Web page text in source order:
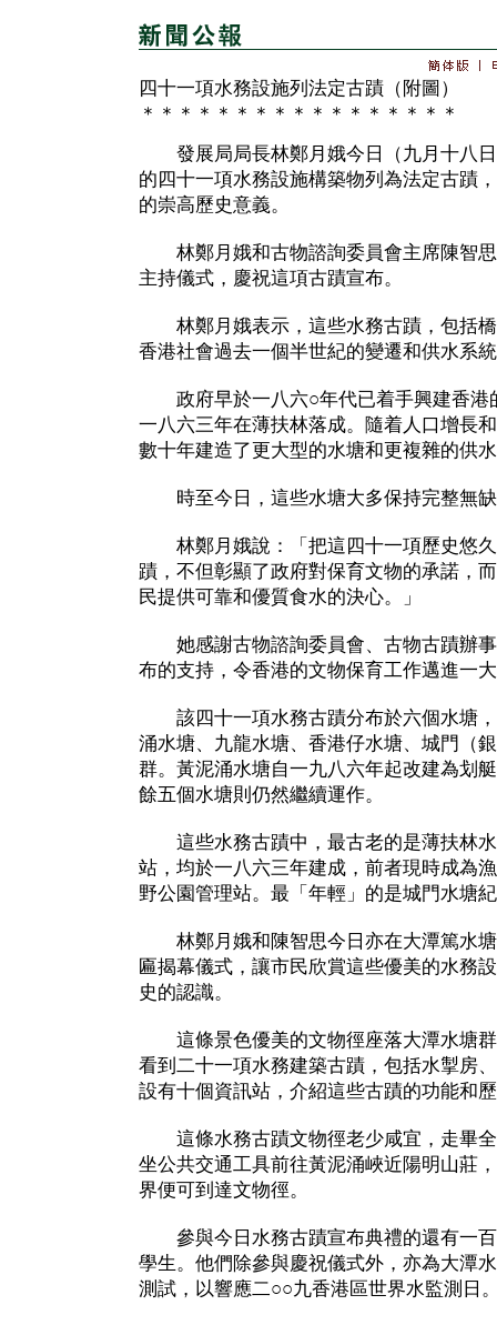
四十一項水務設施列法定古蹟（附圖）
＊＊＊＊＊＊＊＊＊＊＊＊＊＊＊＊＊
發展局局長林鄭月娥今日（九月十八日
的四十一項水務設施構築物列為法定古蹟
的崇高歷史意義。
林鄭月娥和古物諮詢委員會主席陳智思
主持儀式，慶祝這項古蹟宣布。
林鄭月娥表示，這些水務古蹟，包括橋
香港社會過去一個半世紀的變遷和供水系
政府早於一八六○年代已着手興建香港
一八六三年在薄扶林落成。隨着人口增長
數十年建造了更大型的水塘和更複雜的供
時至今日，這些水塘大多保持完整無缺
林鄭月娥說：「把這四十一項歷史悠久
蹟，不但彰顯了政府對保育文物的承諾，
民提供可靠和優質食水的決心。」
她感謝古物諮詢委員會、古物古蹟辦事
布的支持，令香港的文物保育工作邁進一
該四十一項水務古蹟分布於六個水塘，
涌水塘、九龍水塘、香港仔水塘、城門（
群。黃泥涌水塘自一九八六年起改建為划
餘五個水塘則仍然繼續運作。
這些水務古蹟中，最古老的是薄扶林水
站，均於一八六三年建成，前者現時成為
野公園管理站。最「年輕」的是城門水塘
林鄭月娥和陳智思今日亦在大潭篤水塘
匾揭幕儀式，讓市民欣賞這些優美的水務
史的認識。
這條景色優美的文物徑座落大潭水塘群
看到二十一項水務建築古蹟，包括水掣房
設有十個資訊站，介紹這些古蹟的功能和
這條水務古蹟文物徑老少咸宜，走畢全
坐公共交通工具前往黃泥涌峽近陽明山莊
界便可到達文物徑。
參與今日水務古蹟宣布典禮的還有一百
學生。他們除參與慶祝儀式外，亦為大潭
測試，以響應二○○九香港區世界水監測日